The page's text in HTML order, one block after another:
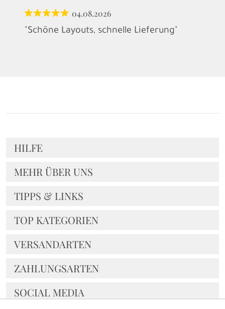
04.08.2026
"Schöne Layouts, schnelle Lieferung"
HILFE
MEHR ÜBER UNS
TIPPS & LINKS
TOP KATEGORIEN
VERSANDARTEN
ZAHLUNGSARTEN
SOCIAL MEDIA